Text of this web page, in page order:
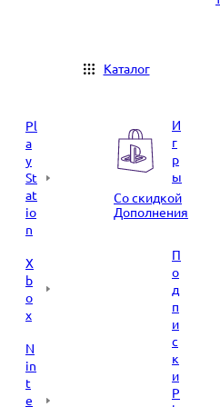
Каталог
Pl
a
y
St
at
io
n
X
b
o
x
N
in
t
e
И
г
р
ы
Со скидкой
Дополнения
П
о
д
п
и
с
к
и
P